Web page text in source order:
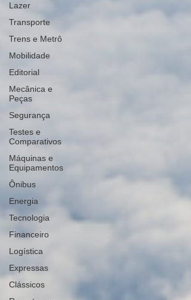
Lazer
Transporte
Trens e Metrô
Mobilidade
Editorial
Mecânica e
Peças
Segurança
Testes e
Comparativos
Máquinas e
Equipamentos
Ônibus
Energia
Tecnologia
Financeiro
Logística
Expressas
Clássicos